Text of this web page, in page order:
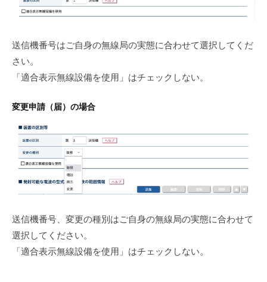
送信機番号はご自身の無線局の実態に合わせて選択してくだ
さい。
「適合表示無線設備を使用」はチェックしない。
変更申請（届）の場合
送信機番号、変更の種別はご自身の無線局の実態に合わせて
選択してください。
「適合表示無線設備を使用」はチェックしない。